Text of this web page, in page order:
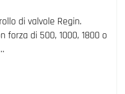
di valvole Regin.
forza di 500, 1000, 1800 o